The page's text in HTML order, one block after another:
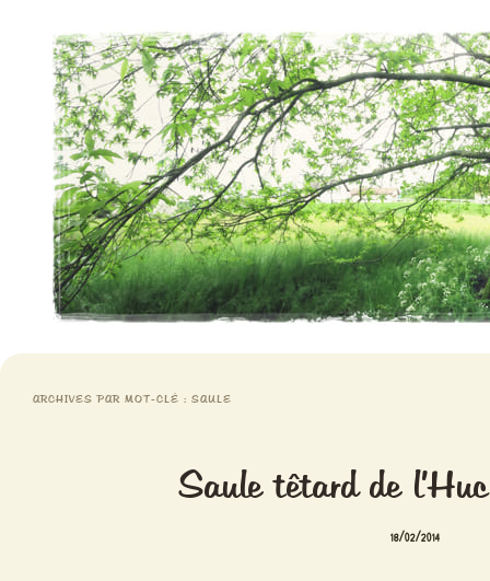
Meristemes
ARCHIVES PAR MOT-CLÉ : SAULE
Saule têtard de
18/02/2014